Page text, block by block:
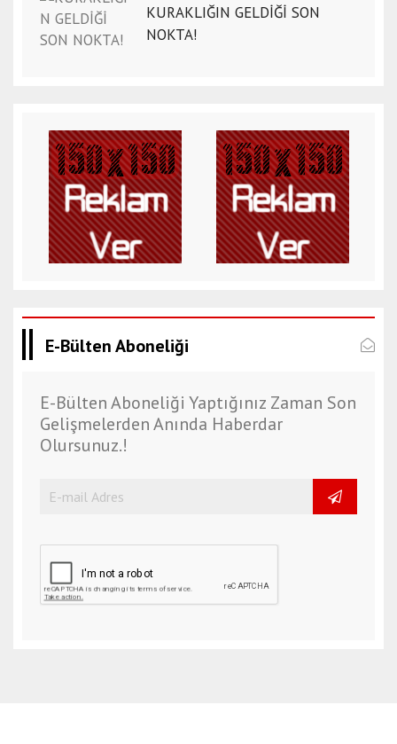
KURAKLIĞIN GELDİĞİ SON
NOKTA!
E-Bülten Aboneliği
E-Bülten Aboneliği Yaptığınız Zaman Son
Gelişmelerden Anında Haberdar
Olursunuz.!